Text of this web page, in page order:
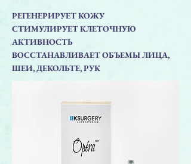
РЕГЕНЕРИРУЕТ КОЖУ
СТИМУЛИРУЕТ КЛЕТОЧНУЮ
АКТИВНОСТЬ
ВОССТАНАВЛИВАЕТ ОБЪЕМЫ ЛИЦА,
ШЕИ, ДЕКОЛЬТЕ, РУК